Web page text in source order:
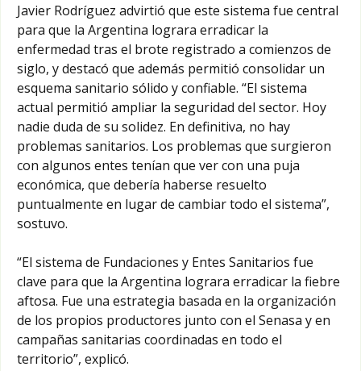
Javier Rodríguez advirtió que este sistema fue central
para que la Argentina lograra erradicar la
enfermedad tras el brote registrado a comienzos de
siglo, y destacó que además permitió consolidar un
esquema sanitario sólido y confiable. “El sistema
actual permitió ampliar la seguridad del sector. Hoy
nadie duda de su solidez. En definitiva, no hay
problemas sanitarios. Los problemas que surgieron
con algunos entes tenían que ver con una puja
económica, que debería haberse resuelto
puntualmente en lugar de cambiar todo el sistema”,
sostuvo.
“El sistema de Fundaciones y Entes Sanitarios fue
clave para que la Argentina lograra erradicar la fiebre
aftosa. Fue una estrategia basada en la organización
de los propios productores junto con el Senasa y en
campañas sanitarias coordinadas en todo el
territorio”, explicó.